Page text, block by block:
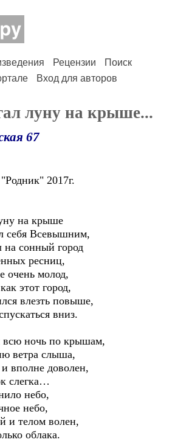
Рецензии
Поиск
Вход для авторов
луну на крыше...
67
2017г.
на крыше
себя Всевышним,
на сонный город
ресниц,
очень молод,
этот город,
влезть повыше,
вниз.
ночь по крышам,
ветра слыша,
вполне доволен,
слегка…
небо,
небо,
и телом волен,
облака.